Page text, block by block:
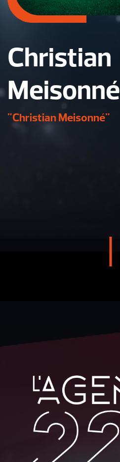
Christian
Meisonné
"Christian Meisonné"